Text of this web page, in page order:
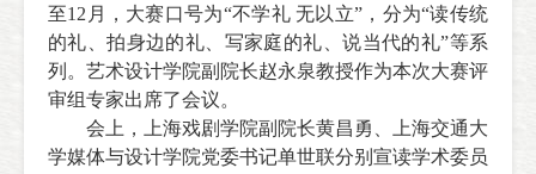
至12 月，大赛口号为“不学礼 无以立”，分为“读传统
的礼、拍身边的礼、写家庭的礼、说当代的礼”等系
列。艺术设计学院副院长赵永泉教授作为本次大赛评
审组专家出席了会议。
会上，上海戏剧学院副院长黄昌勇、上海交通大
学媒体与设计学院党委书记单世联分别宣读学术委员